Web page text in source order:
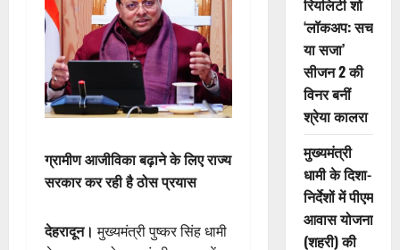
ग्रामीण आजीविका बढ़ाने के लिए राज्य
सरकार कर रही है ठोस प्रयास
देहरादून। मुख्यमंत्री पुष्कर सिंह धामी
रियलिटी शो
‘लॉकअप: सच
या सजा’
सीजन 2 की
विनर बनीं
श्रेया कालरा
मुख्यमंत्री
धामी के दिशा-
निर्देशों में पीएम
आवास योजना
(शहरी) की